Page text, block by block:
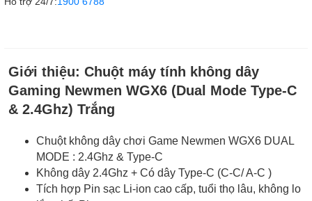
Giới thiệu: Chuột máy tính không dây
Gaming Newmen WGX6 (Dual Mode Type-C
& 2.4Ghz) Trắng
Chuột không dây chơi Game Newmen WGX6 DUAL
MODE : 2.4Ghz & Type-C
Không dây 2.4Ghz + Có dây Type-C (C-C/ A-C )
Tích hợp Pin sạc Li-ion cao cấp, tuổi thọ lâu, không lo